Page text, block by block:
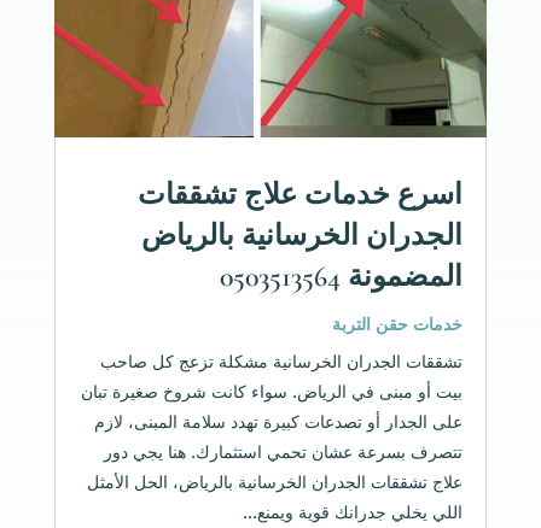
اسرع خدمات علاج تشققات
الجدران الخرسانية بالرياض
المضمونة 0503513564
خدمات حقن التربة
تشققات الجدران الخرسانية مشكلة تزعج كل صاحب
بيت أو مبنى في الرياض. سواء كانت شروخ صغيرة تبان
على الجدار أو تصدعات كبيرة تهدد سلامة المبنى، لازم
تتصرف بسرعة عشان تحمي استثمارك. هنا يجي دور
علاج تشققات الجدران الخرسانية بالرياض، الحل الأمثل
اللي يخلي جدرانك قوية ويمنع...